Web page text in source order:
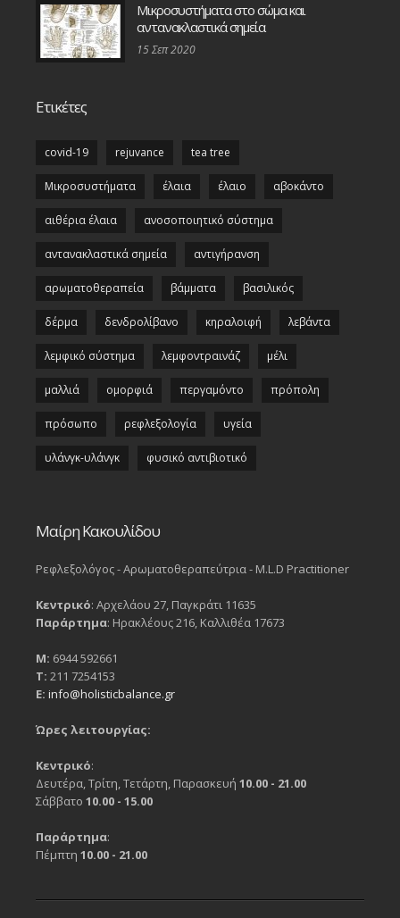
Μικροσυστήματα στο σώμα και
αντανακλαστικά σημεία
15 Σεπ 2020
Ετικέτες
covid-19 rejuvance tea tree
Μικροσυστήματα έλαια έλαιο αβοκάντο
αιθέρια έλαια ανοσοποιητικό σύστημα
αντανακλαστικά σημεία αντιγήρανση
αρωματοθεραπεία βάμματα βασιλικός
δέρμα δενδρολίβανο κηραλοιφή λεβάντα
λεμφικό σύστημα λεμφοντραινάζ μέλι
μαλλιά ομορφιά περγαμόντο πρόπολη
πρόσωπο ρεφλεξολογία υγεία
υλάνγκ-υλάνγκ φυσικό αντιβιοτικό
Μαίρη Κακουλίδου
Ρεφλεξολόγος - Αρωματοθεραπεύτρια - M.L.D Practitioner
Κεντρικό: Αρχελάου 27, Παγκράτι 11635
Παράρτημα: Ηρακλέους 216, Καλλιθέα 17673
Μ: 6944 592661
Τ: 211 7254153
Ε: info@holisticbalance.gr
Ώρες λειτουργίας:
Κεντρικό:
Δευτέρα, Τρίτη, Τετάρτη, Παρασκευή 10.00 - 21.00
Σάββατο 10.00 - 15.00
Παράρτημα:
Πέμπτη 10.00 - 21.00